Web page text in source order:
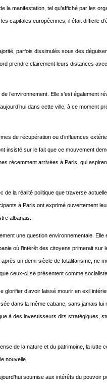
manifestation, tel qu’affiché par les
capitales européennes, il était difficile
parfois dissimulés sous des
prendre clairement leurs distances
l’environnement. Elle s’est également
dans cette ville, à ce moment
de récupération ou d’influences
insisté sur le fait que ce mouvement
récemment arrivées à Paris, qui
la réalité politique que traverse
à Paris ont exprimé ouvertement
albanais.
une question environnementale.
où l’intérêt des citoyens primerait
un demi-siècle de totalitarisme, ne
ceux-ci se présentent comme
d’avoir laissé mourir en exil
dans la même cabane, sans jamais
à des investisseurs dits stratégiques,
de la nature et du patrimoine, la lutte
nouvelle.
soumise aux intérêts du pouvoir